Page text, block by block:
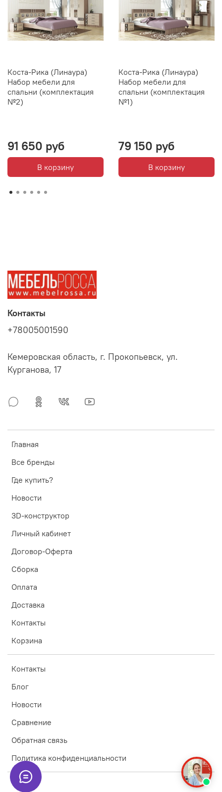
Мебельная фабрика ЛИНАУРА
Коста-Рика (Линаура)
Набор мебели для
спальни (комплектация
№2)
91 650 руб
В корзину
Коста-Рика (Линаура)
Набор мебели для
спальни (комплектация
№1)
79 150 руб
В корзину
Главная
Все бренды
Где купить?
Новости
3D-конструктор
Личный кабинет
Договор-Оферта
Сборка
Оплата
Доставка
Контакты
Корзина
Контакты
Блог
Новости
Сравнение
Обратная связь
Политика конфиденциальности
Контакты
+78005001590
Кемеровская область, г. Прокопьевск, ул.
Курганова, 17